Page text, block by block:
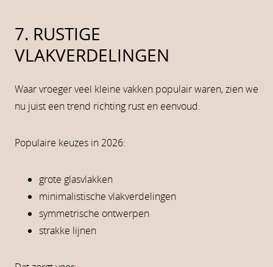
7. RUSTIGE
VLAKVERDELINGEN
Waar vroeger veel kleine vakken populair waren, zien we
nu juist een trend richting rust en eenvoud.
Populaire keuzes in 2026:
grote glasvlakken
minimalistische vlakverdelingen
symmetrische ontwerpen
strakke lijnen